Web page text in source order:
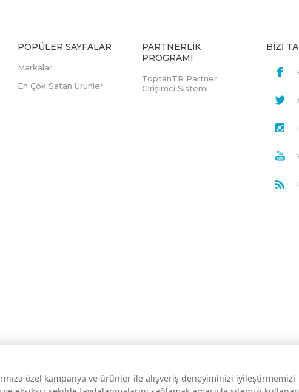
özel kampanya ve ürünler ile alışveriş deneyiminizi iyileştirmemizi
POPÜLER SAYFALAR
Markalar
En Çok Satan Ürünler
PARTNERLIK
PROGRAMI
ToptanTR Partner
Girişimci Sistemi
BİZİ